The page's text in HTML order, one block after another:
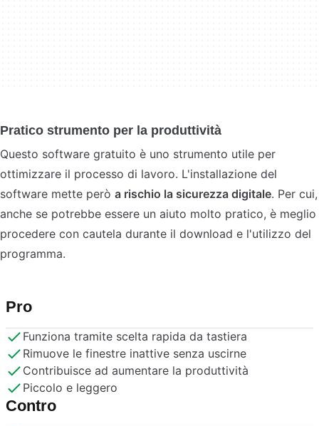
Pratico strumento per la produttività
Questo software gratuito è uno strumento utile per
ottimizzare il processo di lavoro. L'installazione del
software mette però a rischio la sicurezza digitale. Per cui,
anche se potrebbe essere un aiuto molto pratico, è meglio
procedere con cautela durante il download e l'utilizzo del
programma.
Pro
Funziona tramite scelta rapida da tastiera
Rimuove le finestre inattive senza uscirne
Contribuisce ad aumentare la produttività
Piccolo e leggero
Contro